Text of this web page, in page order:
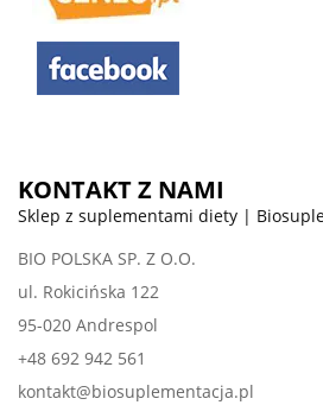
KONTAKT Z NAMI
Sklep z suplementami diety |
BIO POLSKA SP. Z O.O.
ul. Rokicińska 122
95-020 Andrespol
+48 692 942 561
kontakt@biosuplementacja.pl